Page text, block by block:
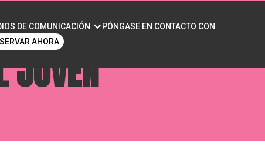
DE COMUNICACIÓN
PÓNGASE EN CONTACTO CON
AHORA CONSEJOS
JOVEN